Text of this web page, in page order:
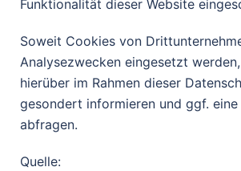
Funktionalität dieser Website
Soweit Cookies von
Analysezwecken eingesetzt
hierüber im Rahmen dieser
gesondert informieren und ggf.
abfragen.
Quelle: